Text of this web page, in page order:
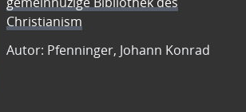
Christianism
Autor: Pfenninger, Johann Konrad